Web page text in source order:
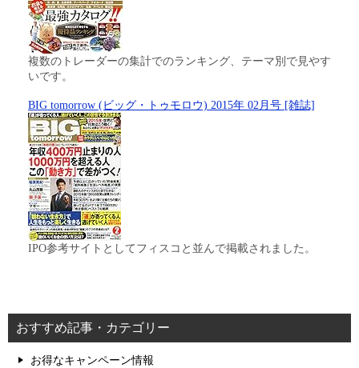
複数のトレーダーの集計でのランキング、テーマ別で見やす
いです。
BIG tomorrow (ビッグ・トゥモロウ) 2015年 02月号 [雑誌]
IPO参考サイトとしてフィスコと並んで掲載されました。
おすすめ記事・カテゴリー
お得なキャンペーン情報